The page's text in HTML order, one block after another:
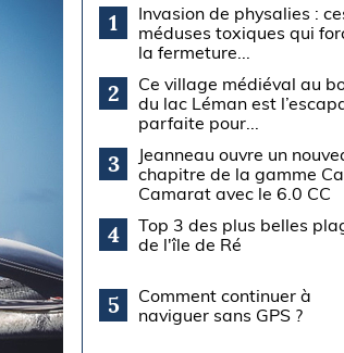
1
Invasion de physalies :
méduses toxiques qui
la fermeture...
2
Ce village médiéval au
du lac Léman est
parfaite pour...
3
Jeanneau ouvre un
chapitre de la gamme
Camarat avec le 6.0 CC
4
Top 3 des plus belles
de l'île de Ré
5
Comment continuer à
naviguer sans GPS ?